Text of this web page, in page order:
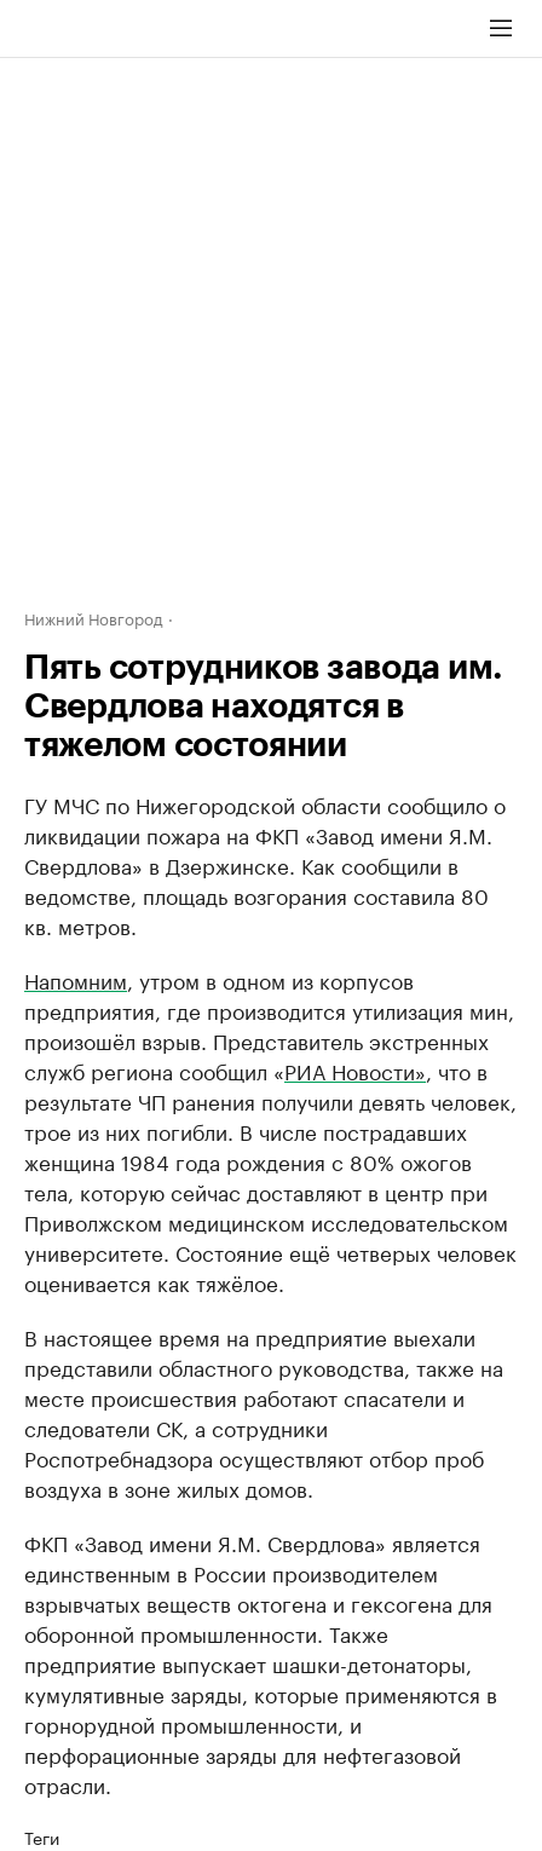
Нижний Новгород
Пять сотрудников завода им.
Свердлова находятся в
тяжелом состоянии
ГУ МЧС по Нижегородской области сообщило о
ликвидации пожара на ФКП «Завод имени Я.М.
Свердлова» в Дзержинске. Как сообщили в
ведомстве, площадь возгорания составила 80
кв. метров.
Напомним , утром в одном из корпусов
предприятия, где производится утилизация мин,
произошёл взрыв. Представитель экстренных
служб региона сообщил «РИА Новости» , что в
результате ЧП ранения получили девять человек,
трое из них погибли. В числе пострадавших
женщина 1984 года рождения с 80% ожогов
тела, которую сейчас доставляют в центр при
Приволжском медицинском исследовательском
университете. Состояние ещё четверых человек
оценивается как тяжёлое.
В настоящее время на предприятие выехали
представили областного руководства, также на
месте происшествия работают спасатели и
следователи СК, а сотрудники
Роспотребнадзора осуществляют отбор проб
воздуха в зоне жилых домов.
ФКП «Завод имени Я.М. Свердлова» является
единственным в России производителем
взрывчатых веществ октогена и гексогена для
оборонной промышленности. Также
предприятие выпускает шашки-детонаторы,
кумулятивные заряды, которые применяются в
горнорудной промышленности, и
перфорационные заряды для нефтегазовой
отрасли.
Теги